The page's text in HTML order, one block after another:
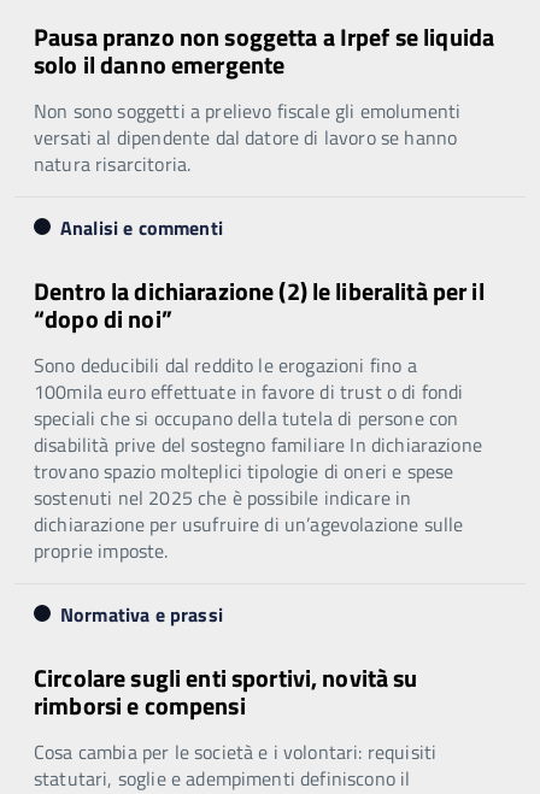
Pausa pranzo non soggetta a Irpef se liquida
solo il danno emergente
Non sono soggetti a prelievo fiscale gli emolumenti
versati al dipendente dal datore di lavoro se hanno
natura risarcitoria.
Analisi e commenti
Dentro la dichiarazione (2) le liberalità per il
“dopo di noi”
Sono deducibili dal reddito le erogazioni fino a
100mila euro effettuate in favore di trust o di fondi
speciali che si occupano della tutela di persone con
disabilità prive del sostegno familiare In dichiarazione
trovano spazio molteplici tipologie di oneri e spese
sostenuti nel 2025 che è possibile indicare in
dichiarazione per usufruire di un’agevolazione sulle
proprie imposte.
Normativa e prassi
Circolare sugli enti sportivi, novità su
rimborsi e compensi
Cosa cambia per le società e i volontari: requisiti
statutari, soglie e adempimenti definiscono il